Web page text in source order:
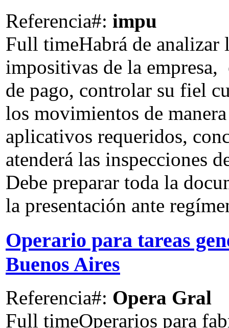
Referencia#: impu
Full timeHabrá de analizar
impositivas de la
de pago, controlar su fiel
los movimientos de
aplicativos requeridos,
atenderá las inspecciones
Debe preparar toda la
la presentación ante
Operario para tareas
Buenos Aires
Referencia#: Opera Gral
Full timeOperarios para